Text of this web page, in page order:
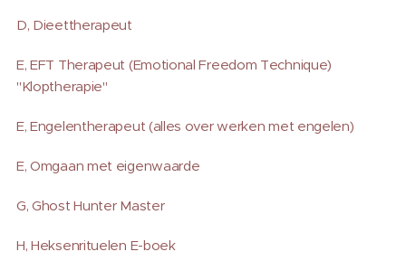
D, Dieettherapeut
E, EFT Therapeut (Emotional Freedom Technique)
"Kloptherapie"
E, Engelentherapeut (alles over werken met engelen)
E, Omgaan met eigenwaarde
G, Ghost Hunter Master
H, Heksenrituelen E-boek